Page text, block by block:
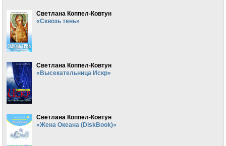
Светлана Коппел-Ковтун
«Сквозь тень»
Светлана Коппел-Ковтун
«Высекательница Искр»
Светлана Коппел-Ковтун
«Жена Океана (DiskBook)»